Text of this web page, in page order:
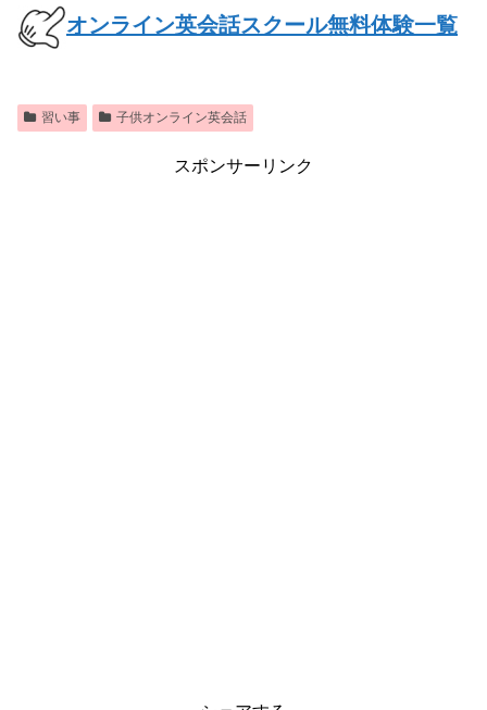
オンライン英会話スクール無料体験一覧
習い事 子供オンライン英会話
スポンサーリンク